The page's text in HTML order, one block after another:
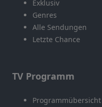
Exklusiv
Genres
Alle Sendungen
Letzte Chance
TV Programm
Programmübersicht